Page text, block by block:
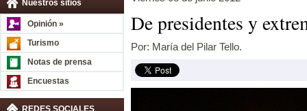
Nuestros sitios
Opinión »
Turismo
Notas de prensa
Encuestas
REDES SOCIALES
De presidentes y
Por: María del Pilar Tello.